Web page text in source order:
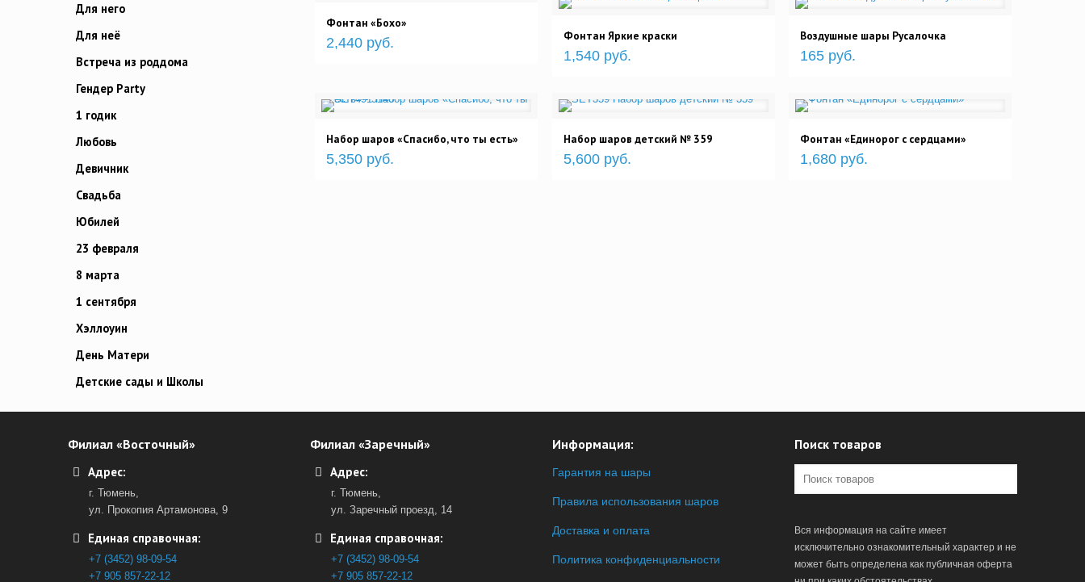
Фонтан «Бохо»
2,440 руб. Фонтан Яркие краски
1,540 руб.
Воздушные шары Русалочка
165 руб.
Набор шаров «Спасибо, что ты есть»
5,350 руб.
Набор шаров детский № 359
5,600 руб.
Фонтан «Единорог с сердцами»
1,680 руб.
Для него
Для неё
Встреча из роддома
Гендер Party
1 годик
Любовь
Девичник
Свадьба
Юбилей
23 февраля
8 марта
1 сентября
Хэллоуин
День Матери
Детские сады и Школы
Филиал «Восточный»
Адрес:
г. Тюмень,
ул. Прокопия Артамонова, 9
Единая справочная:
+7 (3452) 98-09-54
+7 905 857-22-12
Филиал «Заречный»
Адрес:
г. Тюмень,
ул. Заречный проезд, 14
Единая справочная:
+7 (3452) 98-09-54
+7 905 857-22-12
Информация:
Гарантия на шары
Правила использования шаров
Доставка и оплата
Политика конфиденциальности
Поиск товаров
Вся информация на сайте имеет
исключительно ознакомительный характер и не
может быть определена как публичная оферта